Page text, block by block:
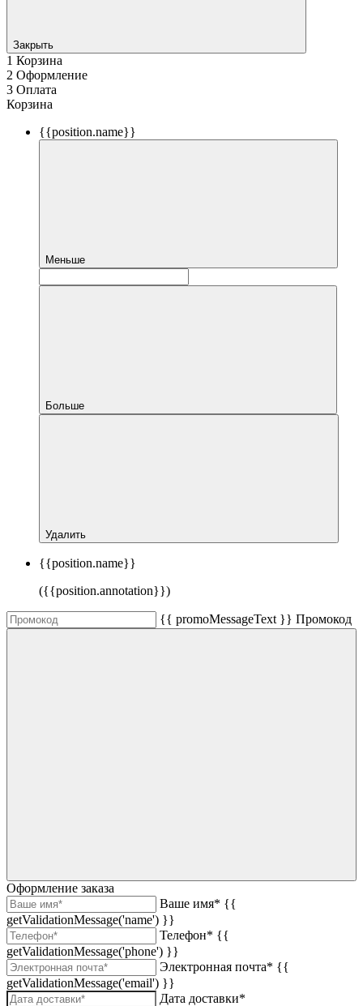
Закрыть
1 Корзина
2 Оформление
3 Оплата
Корзина
{{position.name}}
Меньше
Больше
Удалить
{{position.name}}
({{position.annotation}})
{{ promoMessageText }} Промокод
Оформление заказа
Ваше имя* {{
getValidationMessage('name') }}
Телефон* {{
getValidationMessage('phone') }}
Электронная почта* {{
getValidationMessage('email') }}
Дата доставки*